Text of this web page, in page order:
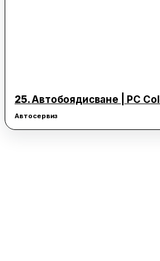
25.Автобоядисване | PC
Автосервиз